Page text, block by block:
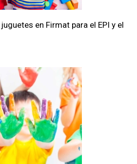
en Firmat para el EPI y el